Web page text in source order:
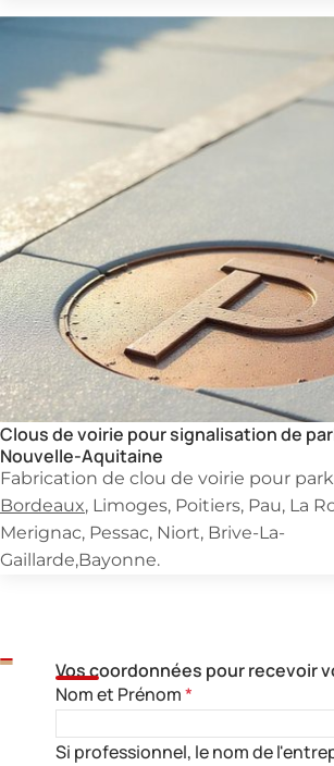
Clous de voirie pour signalisation de
Nouvelle-Aquitaine
Fabrication de clou de voirie pour
Bordeaux, Limoges, Poitiers, Pau, La
Merignac, Pessac, Niort, Brive-La-
Gaillarde,Bayonne.
Vos coordonnées pour recevoir
Nom et Prénom*
Si professionnel, le nom de